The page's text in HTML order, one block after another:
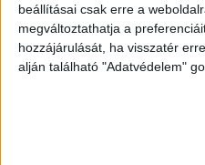
beállításai csak erre a
megváltoztathatja a
hozzájárulását, ha visszatér
alján található "Adatvédelem"
A kampányok nevezése
április 25-én zárul. A 2023.
pályázatokra early bird
március 21-től április 19-ig a